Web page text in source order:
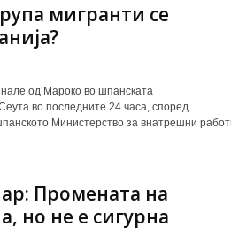
мигранти се
од Мароко во шпанската
во последните 24 часа, според
Министерство за внатрешни
Промената на
но не е сигурна